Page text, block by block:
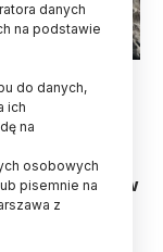
wtorek
raport
Uniwersytetu w
zostać
danych
na podstawie
do danych,
ich
na
osobowych
pisemnie na
z